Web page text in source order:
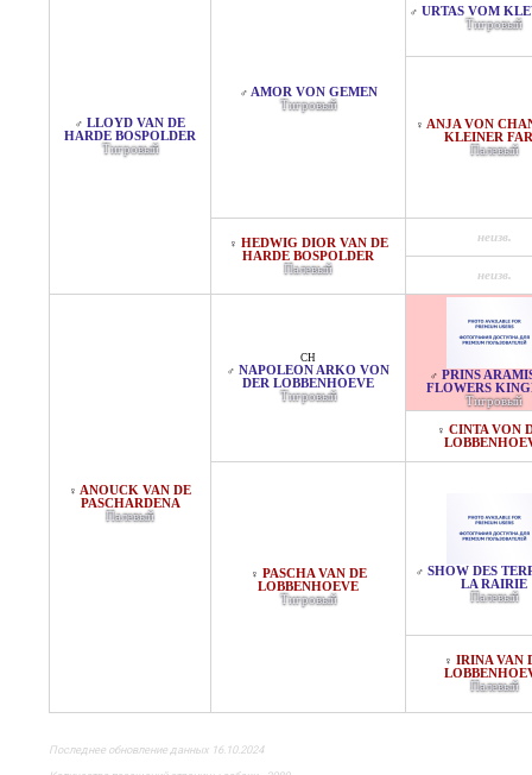
♂ LLOYD VAN DE
HARDE BOSPOLDER
Тигровый
♂ AMOR VON GEMEN
Тигровый
♂ URTAS VOM
Тигровый
♀ ANJA VON
KLEINER
Палевый
♀ HEDWIG DIOR VAN DE
HARDE BOSPOLDER
Палевый
неизв.
неизв.
♀ ANOUCK VAN DE
PASCHARDENA
Палевый
CH
♂ NAPOLEON ARKO VON
DER LOBBENHOEVE
Тигровый
♂ PRINS
FLOWERS
Тигровый
♀ CINTA VON
♀ PASCHA VAN DE
LOBBENHOEVE
Тигровый
♂ SHOW DES
LA RAIRIE
Палевый
♀ IRINA VAN
Палевый
Последнее обновление данных 16.10.2024